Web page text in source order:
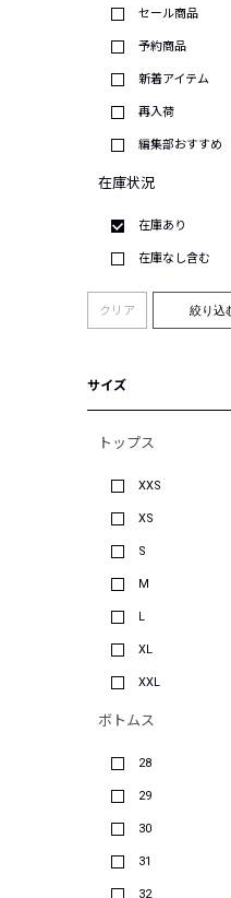
セール商品
予約商品
新着アイテム
再入荷
編集部おすすめ
在庫状況
在庫あり
在庫なし含む
クリア 絞り込
サイズ
トップス
XXS
XS
S
M
L
XL
XXL
ボトムス
28
29
30
31
32